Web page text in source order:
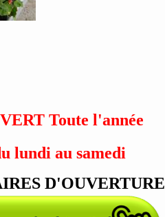
Toute l'année
lundi au samedi
D'OUVERTURE